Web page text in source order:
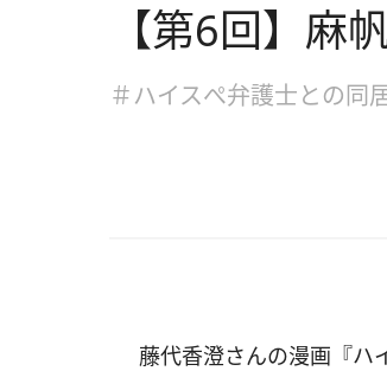
【第6回】麻
＃ハイスぺ弁護士との同
藤代香澄さんの漫画『ハ